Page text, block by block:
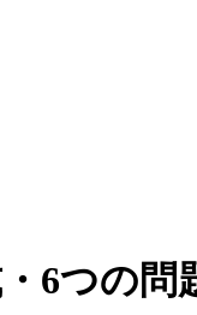
6つの